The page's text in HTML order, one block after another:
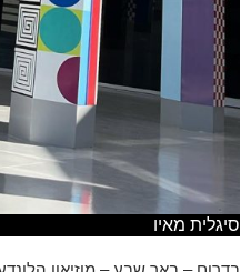
סיגלית מאיו
בדרום – באר שבע – מוזיאון הלונדע:
המוזיאון מציע חוויה לכל
מהביקור לא פחות מהילדים.
ומשחקים שישאירו אתכם